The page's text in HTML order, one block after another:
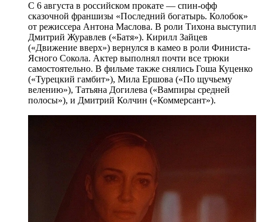
С 6 августа в российском прокате — спин-офф
сказочной франшизы «Последний богатырь. Колобок»
от режиссера Антона Маслова. В роли Тихона выступил
Дмитрий Журавлев («Батя»). Кирилл Зайцев
(«Движение вверх») вернулся в камео в роли Финиста-
Ясного Сокола. Актер выполнял почти все трюки
самостоятельно. В фильме также снялись Гоша Куценко
(«Турецкий гамбит»), Мила Ершова («По щучьему
велению»), Татьяна Догилева («Вампиры средней
полосы»), и Дмитрий Колчин («Коммерсант»).